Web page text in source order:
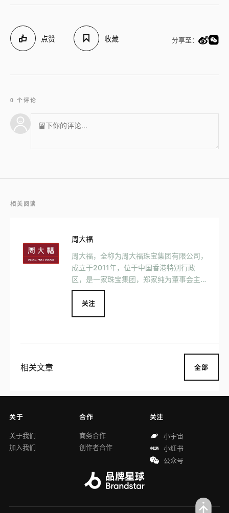
点赞 收藏 分享至：
0 个评论
相关阅读
周大福
周大福，全称为周大福珠宝集团有限公司，
成立于2011年，位于中国香港特别行政
区，是一家珠宝集团，郑家纯为董事会主
席、主席、执行董事。
关注
相关文章 全部
关于
关于我们
加入我们
合作
商务合作
创作者合作
关注
小宇宙
小红书
公众号